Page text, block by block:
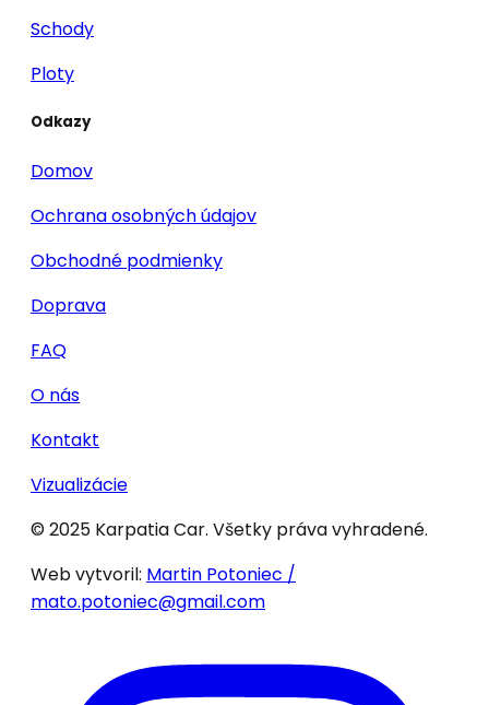
Schody
Ploty
Odkazy
Domov
Ochrana osobných údajov
Obchodné podmienky
Doprava
FAQ
O nás
Kontakt
Vizualizácie
© 2025 Karpatia Car. Všetky práva vyhradené.
Web vytvoril: Martin Potoniec /
mato.potoniec@gmail.com